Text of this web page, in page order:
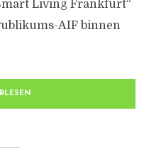
Living Frankfurt“
AIF binnen